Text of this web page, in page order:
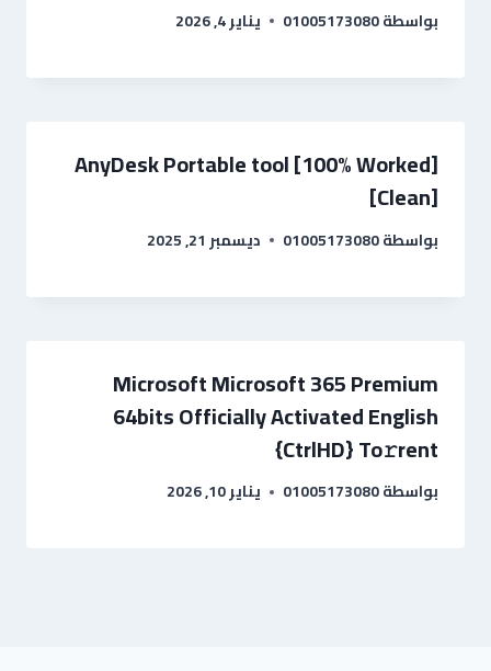
بواسطة01005173080 يناير 4, 2026
AnyDesk Portable tool [100% Worked]
[Clean]
بواسطة01005173080 ديسمبر 21, 2025
Microsoft Microsoft 365 Premium
64bits Officially Activated English
{CtrlHD} To𝚛rent
بواسطة01005173080 يناير 10, 2026